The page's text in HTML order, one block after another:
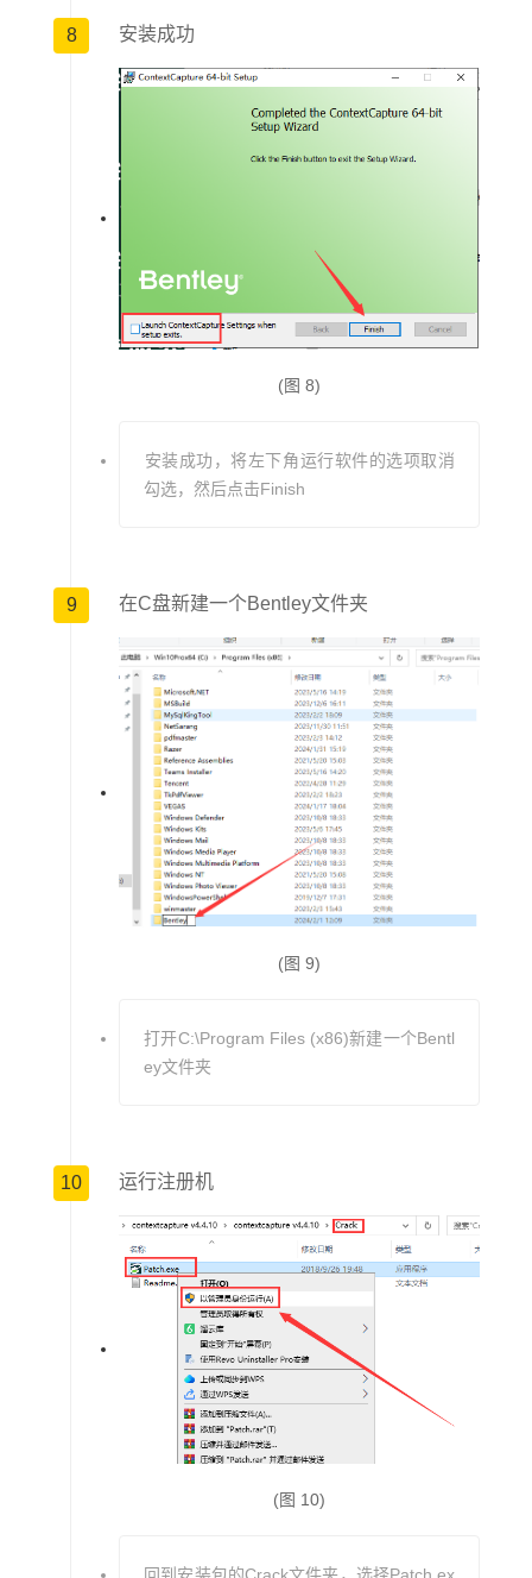
8 安装成功
(图 8)
安装成功，将左下角运行软件的选项取消
勾选，然后点击Finish
9 在C盘新建一个Bentley文件夹
(图 9)
打开C:\Program Files (x86)新建一个Bentl
ey文件夹
10 运行注册机
(图 10)
回到安装包的Crack文件夹，选择Patch.ex